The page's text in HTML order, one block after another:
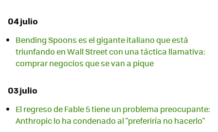
04 julio
Bending Spoons es el gigante italiano que está
triunfando en Wall Street con una táctica llamativa:
comprar negocios que se van a pique
03 julio
El regreso de Fable 5 tiene un problema preocupante:
Anthropic lo ha condenado al "preferiría no hacerlo"